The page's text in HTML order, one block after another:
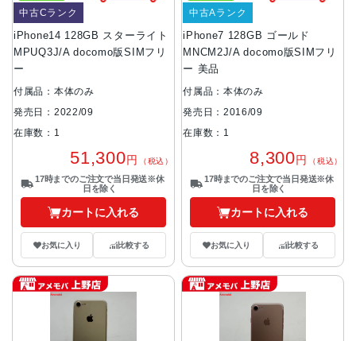
iPhone14 128GB スターライト
MPUQ3J/A docomo版SIMフリ
ー
中古Cランク
付属品：本体のみ
発売日：2022/09
在庫数：1
51,300円 （税込）
17時までのご注文で当日発送※休
日を除く
カートに入れる
お気に入り 比較する
iPhone7 128GB ゴールド
MNCM2J/A docomo版SIMフリ
ー 美品
中古Aランク
付属品：本体のみ
発売日：2016/09
在庫数：1
8,300円 （税込）
17時までのご注文で当日発送※休
日を除く
カートに入れる
お気に入り 比較する